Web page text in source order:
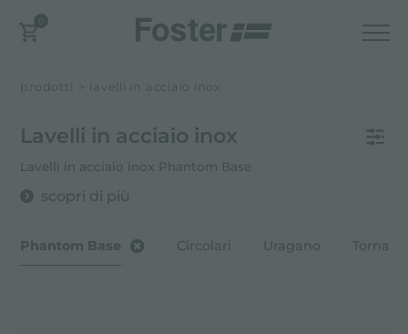
prodotti > lavelli in acciaio inox
Lavelli in acciaio inox
Lavelli in acciaio inox Phantom Base
scopri di più
Phantom Base Circolari Uragano Tornado